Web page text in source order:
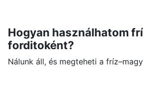
Hogyan használhatom
forditoként?
Nálunk áll, és megteheti a